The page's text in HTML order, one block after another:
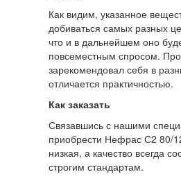
Как видим, указанное
добиваться самых разных
что и в дальнейшем оно
повсеместным спросом.
зарекомендовал себя в
отличается практичностью.
Как заказать
Связавшись с нашими
приобрести Нефрас С2 80/
низкая, а качество всегда
строгим стандартам.